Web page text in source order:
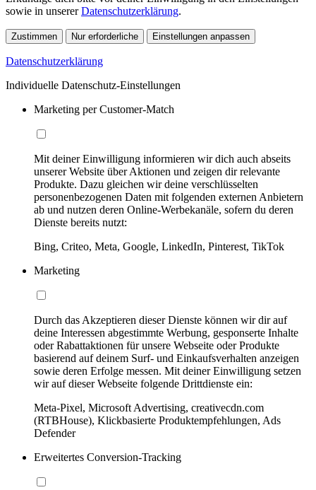
sowie in unsererDatenschutzerklärung.
Zustimmen Nur erforderliche Einstellungen anpassen
Datenschutzerklärung
Individuelle Datenschutz-Einstellungen
Marketing per Customer-Match
Mit deiner Einwilligung informieren wir dich auch abseits
unserer Website über Aktionen und zeigen dir relevante
Produkte. Dazu gleichen wir deine verschlüsselten
personenbezogenen Daten mit folgenden externen Anbietern
ab und nutzen deren Online-Werbekanäle, sofern du deren
Dienste bereits nutzt:
Bing, Criteo, Meta, Google, LinkedIn, Pinterest, TikTok
Marketing
Durch das Akzeptieren dieser Dienste können wir dir auf
deine Interessen abgestimmte Werbung, gesponserte Inhalte
oder Rabattaktionen für unsere Webseite oder Produkte
basierend auf deinem Surf- und Einkaufsverhalten anzeigen
sowie deren Erfolge messen. Mit deiner Einwilligung setzen
wir auf dieser Webseite folgende Drittdienste ein:
Meta-Pixel, Microsoft Advertising, creativecdn.com
(RTBHouse), Klickbasierte Produktempfehlungen, Ads
Defender
Erweitertes Conversion-Tracking